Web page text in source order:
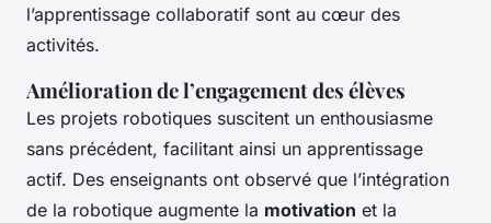
l’apprentissage collaboratif sont au cœur des
activités.
Amélioration de l’engagement des élèves
Les projets robotiques suscitent un enthousiasme
sans précédent, facilitant ainsi un apprentissage
actif. Des enseignants ont observé que l’intégration
de la robotique augmente la motivation et la